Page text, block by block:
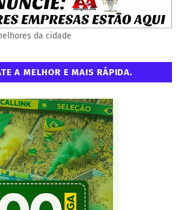
da cidade
A MELHOR E MAIS RÁPIDA.